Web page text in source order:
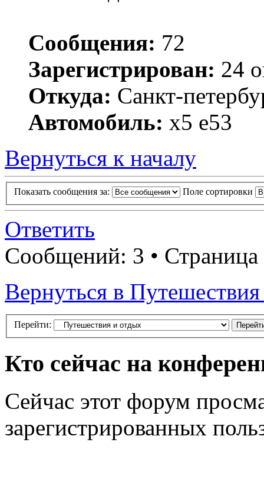
Сообщения: 72
Зарегистрирован: 24
Откуда: Санкт-
Автомобиль: x5 e53
Вернуться к началу
Показать сообщения за: Поле сортировки
Ответить
Сообщений: 3 • Страница
Вернуться в
Перейти:
Кто сейчас на
Сейчас этот форум
зарегистрированных